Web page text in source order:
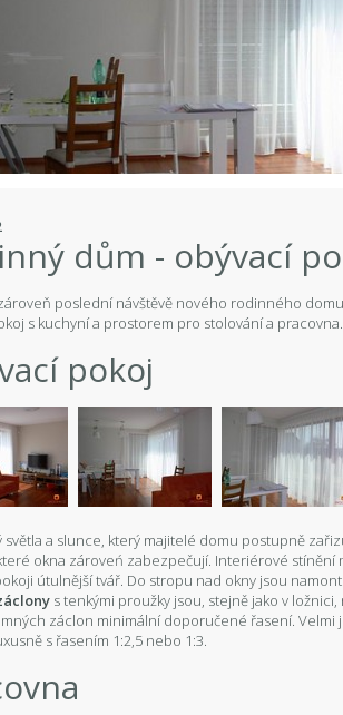
dům - obývací
poslední návštěvě nového rodinného
s kuchyní a prostorem pro stolování a pracovna.
pokoj
světla a slunce, který majitelé domu postupně
okna zároveń zabezpečují. Interiérové stínění
útulnější tvář. Do stropu nad okny jsou
s tenkými proužky jsou, stejně jako v
záclon minimální doporučené řasení.
s řasením 1:2,5 nebo 1:3.